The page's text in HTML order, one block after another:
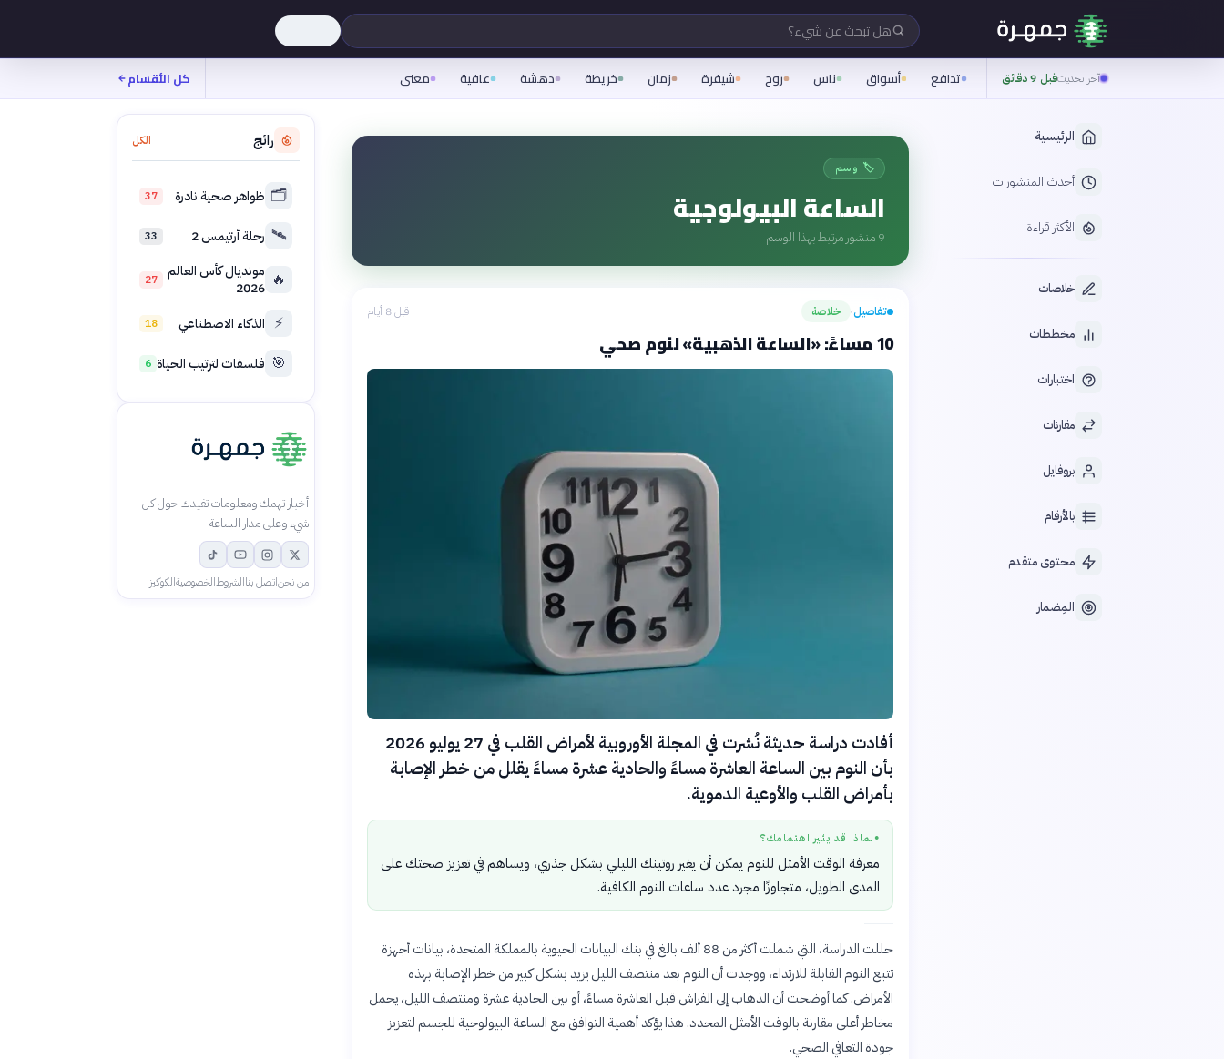
هل تبحث عن شيء؟
آخر تحديثقبل 9 دقائق تدافع أسواق ناس روح شيفرة زمان خريطة دهشة عافية معنى كل الأقسام
الرئيسية
أحدث المنشورات
الأكثر قراءة
خلاصات
مخططات
اختبارات
مقارنات
بروفايل
بالأرقام
محتوى متقدم
المِضمار
🏷️ وسم
الساعة البيولوجية
9 منشور مرتبط بهذا الوسم
تفاصيل› خلاصة قبل 8 أيام
10 مساءً: «الساعة الذهبية» لنوم صحي
أفادت دراسة حديثة نُشرت في المجلة الأوروبية لأمراض القلب في 27 يوليو 2026
بأن النوم بين الساعة العاشرة مساءً والحادية عشرة مساءً يقلل من خطر الإصابة
بأمراض القلب والأوعية الدموية.
● لماذا قد يثير اهتمامك؟
معرفة الوقت الأمثل للنوم يمكن أن يغير روتينك الليلي بشكل جذري، ويساهم في تعزيز صحتك على
المدى الطويل، متجاوزًا مجرد عدد ساعات النوم الكافية.
حللت الدراسة، التي شملت أكثر من 88 ألف بالغ في بنك البيانات الحيوية بالمملكة المتحدة، بيانات أجهزة
تتبع النوم القابلة للارتداء، ووجدت أن النوم بعد منتصف الليل يزيد بشكل كبير من خطر الإصابة بهذه
الأمراض. كما أوضحت أن الذهاب إلى الفراش قبل العاشرة مساءً، أو بين الحادية عشرة ومنتصف الليل، يحمل
مخاطر أعلى مقارنة بالوقت الأمثل المحدد. هذا يؤكد أهمية التوافق مع الساعة البيولوجية للجسم لتعزيز
جودة التعافي الصحي.
رائج الكل
🗂️ ظواهر صحية نادرة 37
🛰️ رحلة أرتيمس 2 33
🔥 مونديال كأس العالم
2026
27
⚡ الذكاء الاصطناعي 18
🎯 فلسفات لترتيب الحياة 6
أخبار تهمك ومعلومات تفيدك حول كل
شيء وعلى مدار الساعة
من نحناتصل بناالشروطالخصوصيةالكوكيز